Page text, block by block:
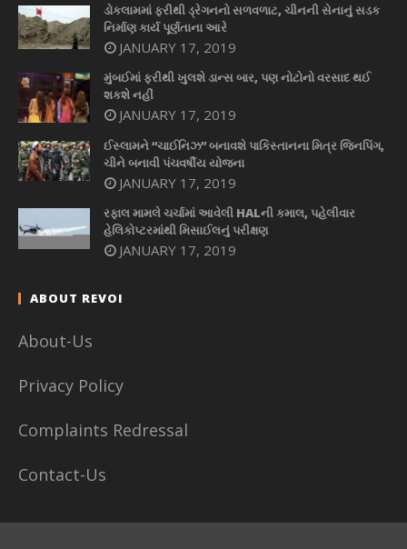
ડોકલામમાં ફરીથી ડ્રેગનનો સળવળાટ, ચીનની સેનાનું સડક
નિર્માણ કાર્ય પૂર્ણતાના આરે
JANUARY 17, 2019
મુંબઈમાં ફરીથી ખુલશે ડાન્સ બાર, પણ નોટોનો વરસાદ થઈ
શકશે નહીં
JANUARY 17, 2019
ઈસ્લામને “ચાઈનિઝ” બનાવશે પાકિસ્તાનના મિત્ર જિનપિંગ,
ચીને બનાવી પંચવર્ષીય યોજના
JANUARY 17, 2019
રફાલ મામલે ચર્ચામાં આવેલી HALની કમાલ, પહેલીવાર
હેલિકોપ્ટરમાંથી મિસાઈલનું પરીક્ષણ
JANUARY 17, 2019
ABOUT REVOI
About-Us
Privacy Policy
Complaints Redressal
Contact-Us